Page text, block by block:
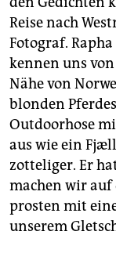
Reise nach
Fotograf.
kennen uns
Nähe von
blonden
Outdoorhose
aus wie ein
zotteliger. Er
machen wir auf
prosten mit
unserem